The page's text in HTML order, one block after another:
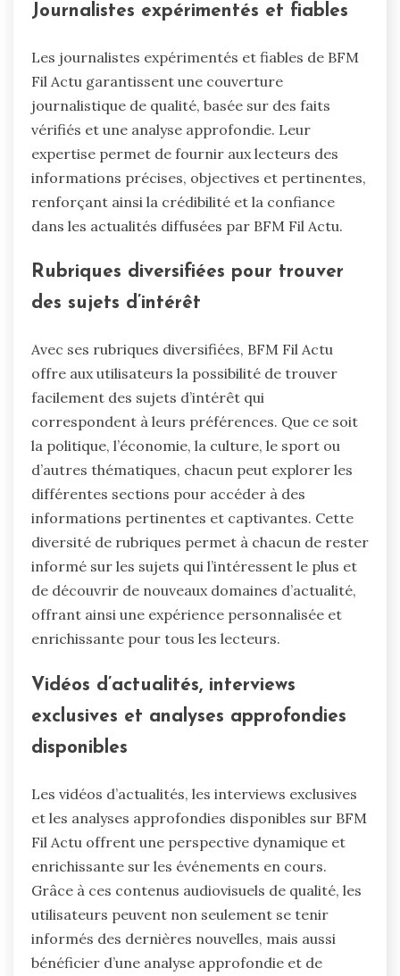
Journalistes expérimentés et fiables
Les journalistes expérimentés et fiables de BFM
Fil Actu garantissent une couverture
journalistique de qualité, basée sur des faits
vérifiés et une analyse approfondie. Leur
expertise permet de fournir aux lecteurs des
informations précises, objectives et pertinentes,
renforçant ainsi la crédibilité et la confiance
dans les actualités diffusées par BFM Fil Actu.
Rubriques diversifiées pour trouver
des sujets d’intérêt
Avec ses rubriques diversifiées, BFM Fil Actu
offre aux utilisateurs la possibilité de trouver
facilement des sujets d’intérêt qui
correspondent à leurs préférences. Que ce soit
la politique, l’économie, la culture, le sport ou
d’autres thématiques, chacun peut explorer les
différentes sections pour accéder à des
informations pertinentes et captivantes. Cette
diversité de rubriques permet à chacun de rester
informé sur les sujets qui l’intéressent le plus et
de découvrir de nouveaux domaines d’actualité,
offrant ainsi une expérience personnalisée et
enrichissante pour tous les lecteurs.
Vidéos d’actualités, interviews
exclusives et analyses approfondies
disponibles
Les vidéos d’actualités, les interviews exclusives
et les analyses approfondies disponibles sur BFM
Fil Actu offrent une perspective dynamique et
enrichissante sur les événements en cours.
Grâce à ces contenus audiovisuels de qualité, les
utilisateurs peuvent non seulement se tenir
informés des dernières nouvelles, mais aussi
bénéficier d’une analyse approfondie et de